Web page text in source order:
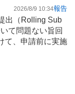
2026/8/9 10:34報告
出（Rolling Sub
て問題ない旨回
て、申請前に実施